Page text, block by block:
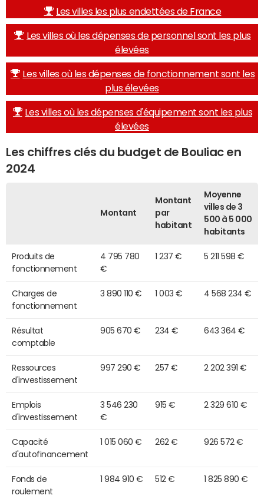
Les villes les plus endettées de France
Les villes où les dépenses de personnel sont les plus
élevées
Les villes où les dépenses de fonctionnement sont les
plus élevées
Les villes où les dépenses d'équipement sont les plus
élevées
Les chiffres clés du budget de Bouliac en
2024
Montant
Montant
par
habitant
Moyenne
villes de 3
500 à 5 000
habitants
Produits de
fonctionnement
4 795 780
€
1 237 € 5 211 598 €
Charges de
fonctionnement
3 890 110 € 1 003 € 4 568 234 €
Résultat
comptable
905 670 € 234 € 643 364 €
Ressources
d'investissement
997 290 € 257 € 2 202 391 €
Emplois
d'investissement
3 546 230
€
915 € 2 329 610 €
Capacité
d'autofinancement
1 015 060 € 262 € 926 572 €
Fonds de
roulement
1 984 910 € 512 € 1 825 890 €